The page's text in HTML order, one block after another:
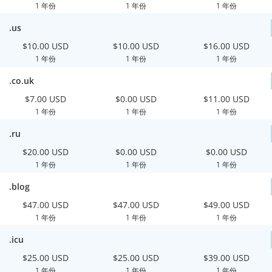
1 年份 1 年份 1 年份
.us
$10.00 USD
1 年份
$10.00 USD
1 年份
$16.00 USD
1 年份
.co.uk
$7.00 USD
1 年份
$0.00 USD
1 年份
$11.00 USD
1 年份
.ru
$20.00 USD
1 年份
$0.00 USD
1 年份
$0.00 USD
1 年份
.blog
$47.00 USD
1 年份
$47.00 USD
1 年份
$49.00 USD
1 年份
.icu
$25.00 USD
$25.00 USD $39.00 USD